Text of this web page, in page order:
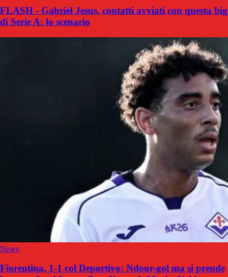
FLASH - Gabriel Jesus, contatti avviati con questa big
di Serie A: lo scenario
News
Fiorentina, 1-1 col Deportivo: Ndour-gol ma si prende